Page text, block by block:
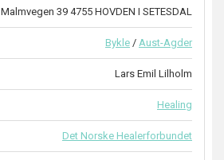
Malmvegen 39 4755 HOVDEN I SETESDAL
Bykle / Aust-Agder
Lars Emil Lilholm
Healing
Det Norske Healerforbundet